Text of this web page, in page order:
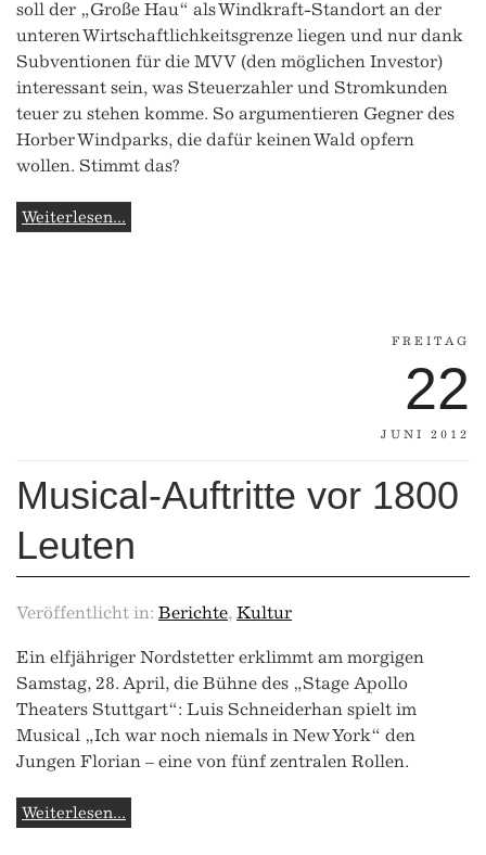
soll der „Große Hau“ als Windkraft-Standort an der
unteren Wirtschaftlichkeitsgrenze liegen und nur dank
Subventionen für die MVV (den möglichen Investor)
interessant sein, was Steuerzahler und Stromkunden
teuer zu stehen komme. So argumentieren Gegner des
Horber Windparks, die dafür keinen Wald opfern
wollen. Stimmt das?
Weiterlesen...
FREITAG
22
JUNI 2012
Musical-Auftritte vor 1800
Leuten
Veröffentlicht in: Berichte, Kultur
Ein elfjähriger Nordstetter erklimmt am morgigen
Samstag, 28. April, die Bühne des „Stage Apollo
Theaters Stuttgart“: Luis Schneiderhan spielt im
Musical „Ich war noch niemals in New York“ den
Jungen Florian – eine von fünf zentralen Rollen.
Weiterlesen...